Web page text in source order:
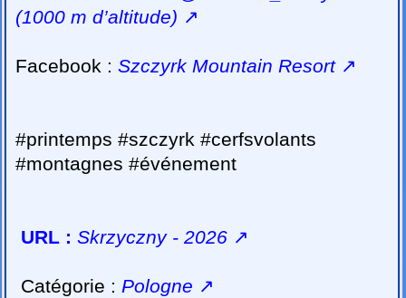
(1000 m d’altitude) ↗
Facebook :Szczyrk Mountain Resort↗
#printemps #szczyrk #cerfsvolants
#montagnes #événement
URL :Skrzyczny - 2026 ↗
Catégorie :Pologne ↗